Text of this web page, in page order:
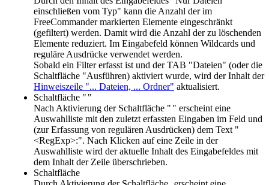
einschließen vom Typ" kann die Anzahl der im
FreeCommander markierten Elemente eingeschränkt
(gefiltert) werden. Damit wird die Anzahl der zu löschenden
Elemente reduziert. Im Eingabefeld können Wildcards und
reguläre Ausdrücke verwendet werden.
Sobald ein Filter erfasst ist und der TAB "Dateien" (oder die
Schaltfläche "Ausführen) aktiviert wurde, wird der Inhalt der
Hinweiszeile "... Dateien, ... Ordner" aktualisiert.
Schaltfläche " "
Nach Aktivierung der Schaltfläche " " erscheint eine
Auswahlliste mit den zuletzt erfassten Eingaben im Feld und
(zur Erfassung von regulären Ausdrücken) dem Text "
<RegExp>:". Nach Klicken auf eine Zeile in der
Auswahlliste wird der aktuelle Inhalt des Eingabefeldes mit
dem Inhalt der Zeile überschrieben.
Schaltfläche